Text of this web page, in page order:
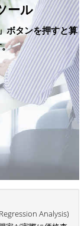
ール
ボタンを押すと算
Analysis)